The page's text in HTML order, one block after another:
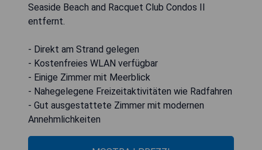
Seaside Beach and Racquet Club Condos II
entfernt.
- Direkt am Strand gelegen
- Kostenfreies WLAN verfügbar
- Einige Zimmer mit Meerblick
- Nahegelegene Freizeitaktivitäten wie Radfahren
- Gut ausgestattete Zimmer mit modernen
Annehmlichkeiten